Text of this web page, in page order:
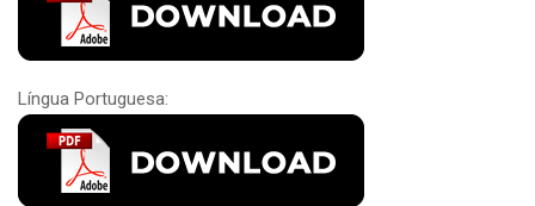
Língua Portuguesa: